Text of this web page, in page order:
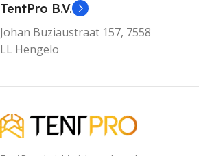
TentPro B.V.
Johan Buziaustraat 157, 7558
LL Hengelo